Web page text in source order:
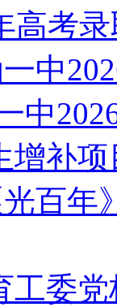
高考
中
中
增补项
百年
工委